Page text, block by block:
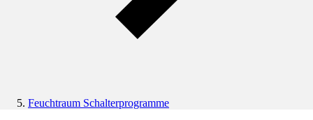
Feuchtraum Schalterprogramme